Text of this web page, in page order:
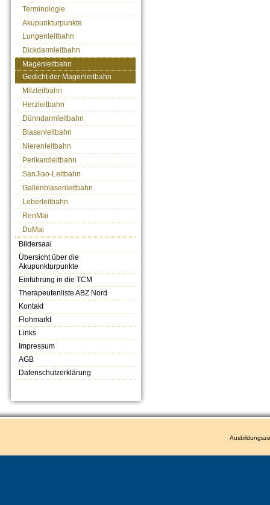
Terminologie
Akupunkturpunkte
Lungenleitbahn
Dickdarmleitbahn
Magenleitbahn
Gedicht der Magenleitbahn
Milzleitbahn
Herzleitbahn
Dünndarmleitbahn
Blasenleitbahn
Nierenleitbahn
Perikardleitbahn
SanJiao-Leitbahn
Gallenblasenleitbahn
Leberleitbahn
RenMai
DuMai
Bildersaal
Übersicht über die
Akupunkturpunkte
Einführung in die TCM
Therapeutenliste ABZ Nord
Kontakt
Flohmarkt
Links
Impressum
AGB
Datenschutzerklärung